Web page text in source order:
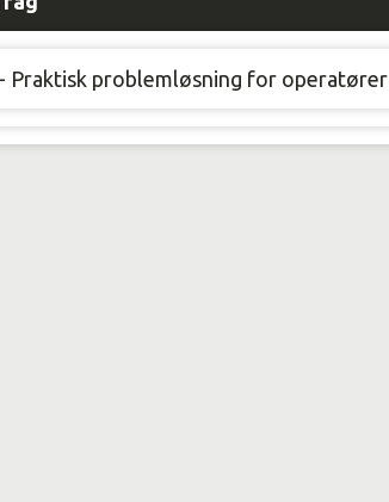
- Praktisk problemløsning for operatører